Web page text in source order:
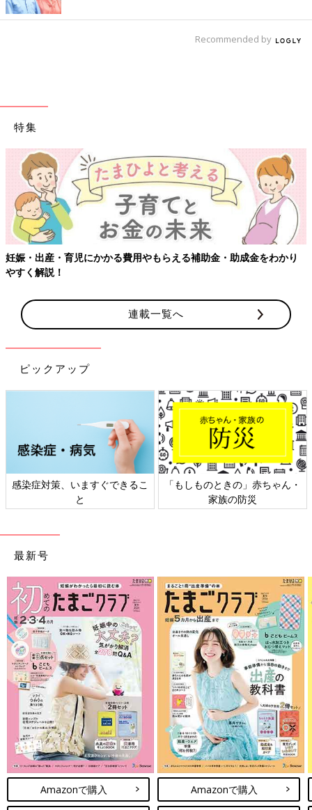
Recommended by
特集
出産・育児にかかる費用やもらえる補助金・助成金をわかり
解説！
【ワ
連載一覧へ
ピックアップ
症対策、いますぐできるこ
「もしものときの」赤ちゃん・
家族の防災
日
最新号
Amazonで購入 Amazonで購入